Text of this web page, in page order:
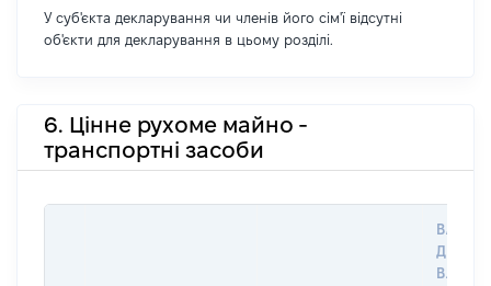
У суб'єкта декларування чи членів його сім'ї відсутні
об'єкти для декларування в цьому розділі.
6. Цінне рухоме майно -
транспортні засоби
ДАТУ